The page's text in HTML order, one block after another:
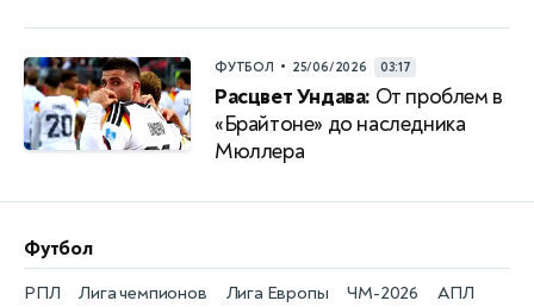
ФУТБОЛ • 25/06/2026 03:17
Расцвет Ундава: От проблем в
«Брайтоне» до наследника
Мюллера
Футбол
РПЛ Лига чемпионов Лига Европы ЧМ-2026 АПЛ